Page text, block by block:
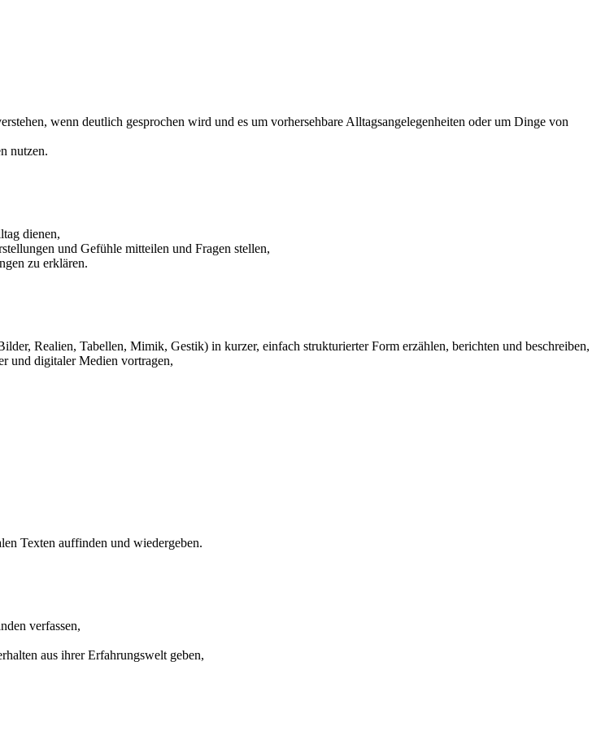
wenn deutlich gesprochen wird und es um vorhersehbare Alltagsangelegenheiten oder um Dinge von
nutzen.
dienen,
und Gefühle mitteilen und Fragen stellen,
zu erklären.
Realien, Tabellen, Mimik, Gestik) in kurzer, einfach strukturierter Form erzählen, berichten und beschreiben,
und digitaler Medien vortragen,
Texten auffinden und wiedergeben.
verfassen,
aus ihrer Erfahrungswelt geben,